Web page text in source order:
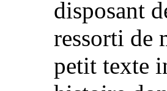
disposant
ressorti de
petit texte